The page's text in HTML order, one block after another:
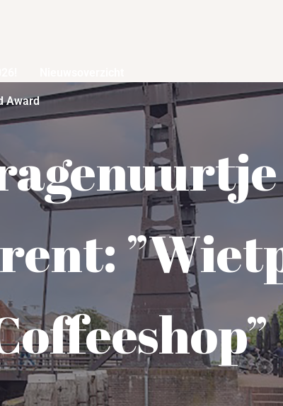
Award